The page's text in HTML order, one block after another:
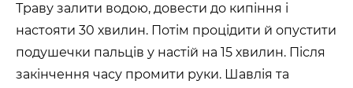
Траву залити водою, довести до кипіння і
настояти 30 хвилин. Потім процідити й опустити
подушечки пальців у настій на 15 хвилин. Після
закінчення часу промити руки. Шавлія та